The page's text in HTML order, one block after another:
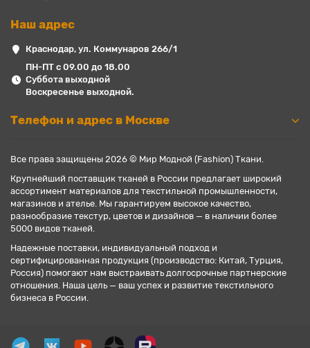
Наш адрес
Краснодар, ул. Коммунаров 266/1
ПН-ПТ с 09.00 до 18.00
Суббота выходной
Воскресенье выходной.
Телефон и адрес в Москве
Все права защищены 2026 © Мир Модной (Fashion) Ткани.
Крупнейший поставщик тканей в России предлагает широкий
ассортимент материалов для текстильной промышленности,
магазинов и ателье. Мы гарантируем высокое качество,
разнообразие текстур, цветов и дизайнов — в наличии более
5000 видов тканей.
Надежные поставки, индивидуальный подход и
сертифицированная продукция (производство: Китай, Турция,
Россия) помогают нам выстраивать долгосрочные партнерские
отношения. Наша цель — ваш успех и развитие текстильного
бизнеса в России.